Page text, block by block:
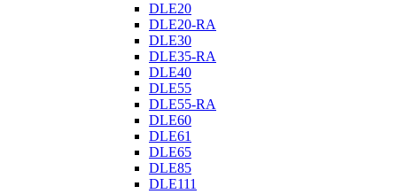
DLE20
DLE20-RA
DLE30
DLE35-RA
DLE40
DLE55
DLE55-RA
DLE60
DLE61
DLE65
DLE85
DLE111